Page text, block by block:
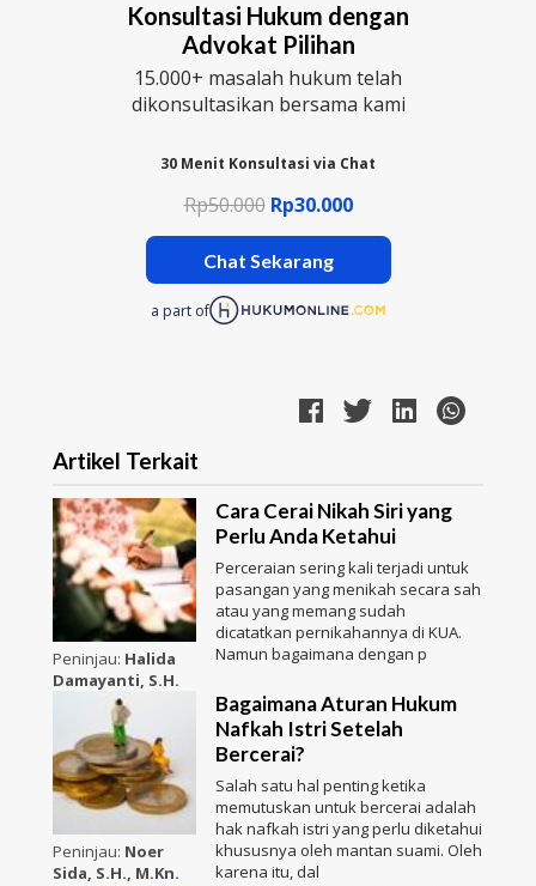
Konsultasi Hukum dengan
Advokat Pilihan
15.000+ masalah hukum telah
dikonsultasikan bersama kami
30 Menit Konsultasi via Chat
Rp50.000 Rp30.000
Chat Sekarang
a part of
Artikel Terkait
Peninjau: Halida
Damayanti, S.H.
Cara Cerai Nikah Siri yang
Perlu Anda Ketahui
Perceraian sering kali terjadi untuk
pasangan yang menikah secara sah
atau yang memang sudah
dicatatkan pernikahannya di KUA.
Namun bagaimana dengan p
Peninjau: Noer
Sida, S.H., M.Kn.
Bagaimana Aturan Hukum
Nafkah Istri Setelah
Bercerai?
Salah satu hal penting ketika
memutuskan untuk bercerai adalah
hak nafkah istri yang perlu diketahui
khususnya oleh mantan suami. Oleh
karena itu, dal